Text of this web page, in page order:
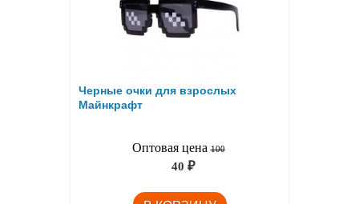
Черные очки для взрослых
Майнкрафт
Оптовая цена 100
40 ₽